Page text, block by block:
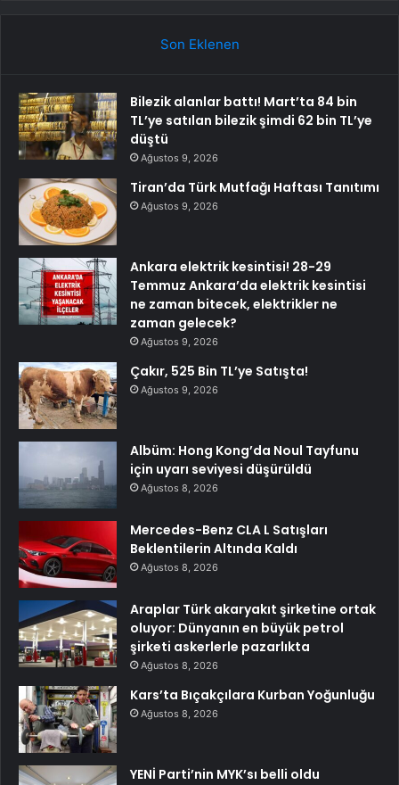
Son Eklenen
Bilezik alanlar battı! Mart’ta 84 bin
TL’ye satılan bilezik şimdi 62 bin TL’ye
düştü
Ağustos 9, 2026
Tiran’da Türk Mutfağı Haftası Tanıtımı
Ağustos 9, 2026
Ankara elektrik kesintisi! 28-29
Temmuz Ankara’da elektrik kesintisi
ne zaman bitecek, elektrikler ne
zaman gelecek?
Ağustos 9, 2026
Çakır, 525 Bin TL’ye Satışta!
Ağustos 9, 2026
Albüm: Hong Kong’da Noul Tayfunu
için uyarı seviyesi düşürüldü
Ağustos 8, 2026
Mercedes-Benz CLA L Satışları
Beklentilerin Altında Kaldı
Ağustos 8, 2026
Araplar Türk akaryakıt şirketine ortak
oluyor: Dünyanın en büyük petrol
şirketi askerlerle pazarlıkta
Ağustos 8, 2026
Kars’ta Bıçakçılara Kurban Yoğunluğu
Ağustos 8, 2026
YENİ Parti’nin MYK’sı belli oldu